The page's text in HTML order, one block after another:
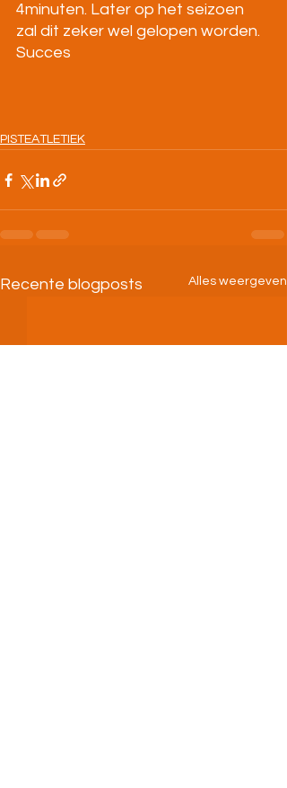
4minuten. Later op het seizoen
zal dit zeker wel gelopen worden.
Succes
PISTEATLETIEK
Recente blogposts Alles weergeven